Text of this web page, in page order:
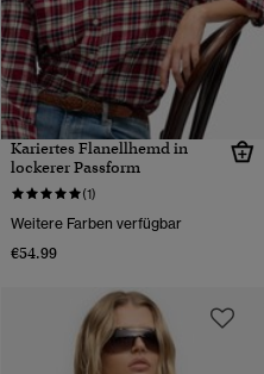
Kariertes Flanellhemd in
lockerer Passform
(1)
Weitere Farben verfügbar
€54.99